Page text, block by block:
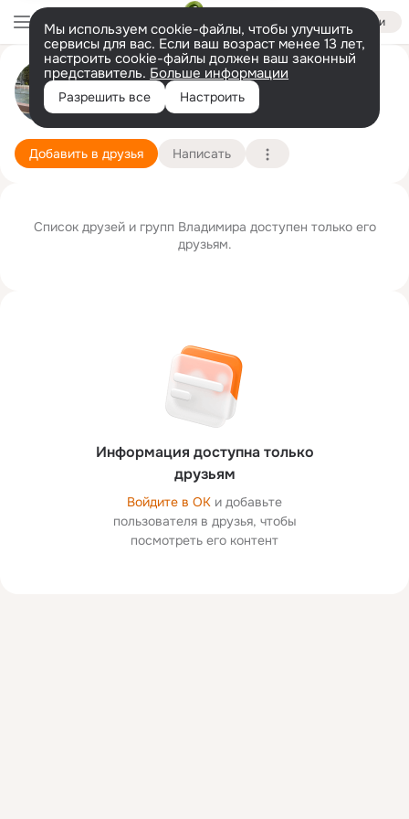
Войти
Мы используем cookie-файлы, чтобы улучшить
сервисы для вас. Если ваш возраст менее 13 лет,
настроить cookie-файлы должен ваш законный
представитель. Больше информации
Разрешить все Настроить
Владимир Самойлов
Луганск 8 июня Подробнее
Добавить в друзья Написать
Информация доступна только
друзьям
Войдите в ОК и добавьте
пользователя в друзья, чтобы
посмотреть его контент
Список друзей и групп Владимира доступен только его
друзьям.